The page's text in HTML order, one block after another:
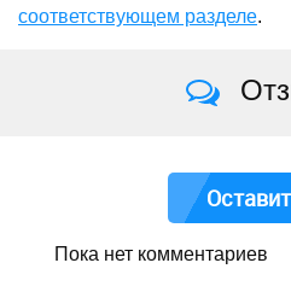
соответствующем разделе.
Пока нет комментариев